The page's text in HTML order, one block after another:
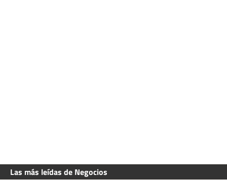
Las más leídas de Negocios